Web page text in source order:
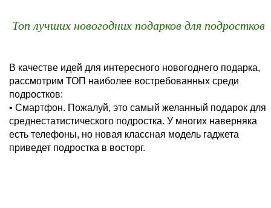
Топ лучших новогодних подарков для подростков
В качестве идей для интересного новогоднего подарка,
рассмотрим ТОП наиболее востребованных среди
подростков:
• Смартфон. Пожалуй, это самый желанный подарок для
среднестатистического подростка. У многих наверняка
есть телефоны, но новая классная модель гаджета
приведет подростка в восторг.